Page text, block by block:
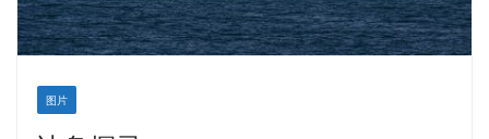
图片